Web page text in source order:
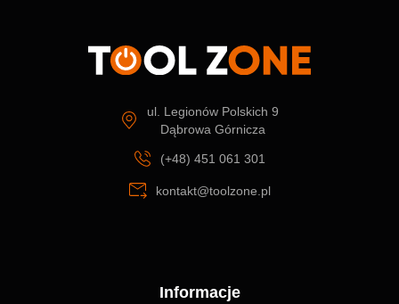
ul. Legionów Polskich 9
Dąbrowa Górnicza
(+48) 451 061 301
kontakt@toolzone.pl
Informacje